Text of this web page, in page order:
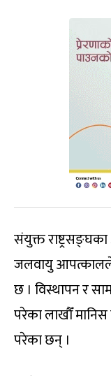
संयुक्त राष्ट्रसङ्घका
जलवायु
छ । विस्थापन र
परेका लाखौँ
परेका छन् ।